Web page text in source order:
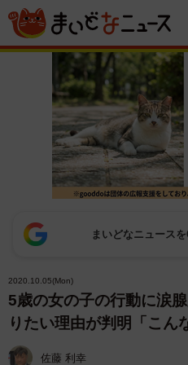
まいどなニュース
2020.10.05(Mon)
5歳の女の子の行動に涙
りたい理由が判明「こん
佐藤 利幸